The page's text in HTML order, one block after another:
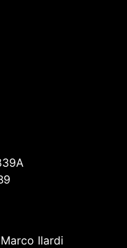
Ilardi